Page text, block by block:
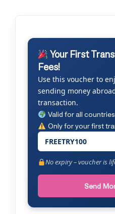
Your First
Fees!
Use this voucher to
sending money
transaction.
Valid for all countries
Only for your first
FREETRY100
No expiry – voucher is
Send